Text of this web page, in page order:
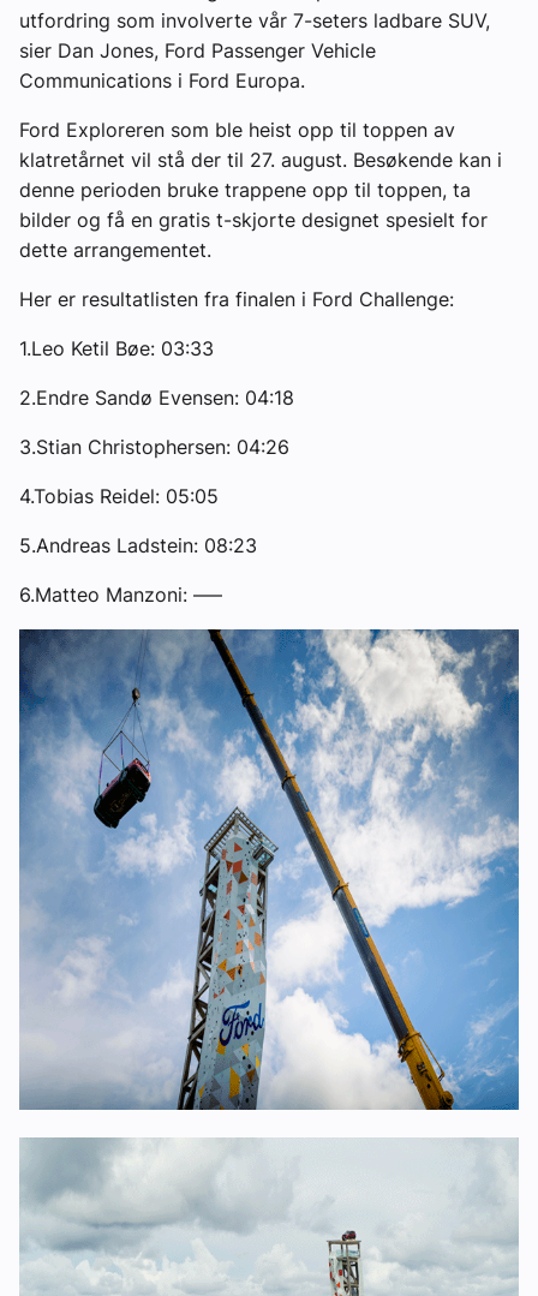
utfordring som involverte vår 7-seters ladbare SUV,
sier Dan Jones, Ford Passenger Vehicle
Communications i Ford Europa.
Ford Exploreren som ble heist opp til toppen av
klatretårnet vil stå der til 27. august. Besøkende kan i
denne perioden bruke trappene opp til toppen, ta
bilder og få en gratis t-skjorte designet spesielt for
dette arrangementet.
Her er resultatlisten fra finalen i Ford Challenge:
1.Leo Ketil Bøe: 03:33
2.Endre Sandø Evensen: 04:18
3.Stian Christophersen: 04:26
4.Tobias Reidel: 05:05
5.Andreas Ladstein: 08:23
6.Matteo Manzoni: —–